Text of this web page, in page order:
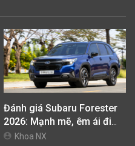
Đánh giá Subaru Forester
2026: Mạnh mẽ, êm ái đi
cùng hệ thống ADAS hoàn
Khoa NX